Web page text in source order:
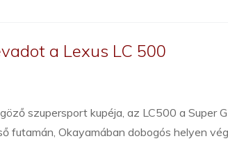
a Lexus LC 500
szupersport kupéja, az LC500 a Super
futamán, Okayamában dobogós helyen